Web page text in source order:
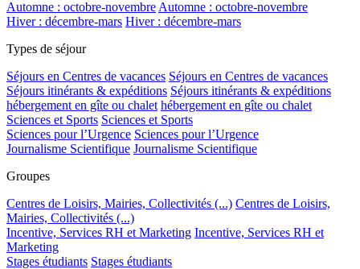
Automne : octobre-novembre Automne : octobre-novembre
Hiver : décembre-mars Hiver : décembre-mars
Types de séjour
Séjours en Centres de vacances Séjours en Centres de vacances
Séjours itinérants & expéditions Séjours itinérants & expéditions
hébergement en gîte ou chalet hébergement en gîte ou chalet
Sciences et Sports Sciences et Sports
Sciences pour l’Urgence Sciences pour l’Urgence
Journalisme Scientifique Journalisme Scientifique
Groupes
Centres de Loisirs, Mairies, Collectivités (...) Centres de Loisirs,
Mairies, Collectivités (...)
Incentive, Services RH et Marketing Incentive, Services RH et
Marketing
Stages étudiants Stages étudiants